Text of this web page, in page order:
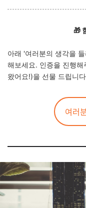
🎁
아래 '여러분의 생각을
해보세요. 인증을 진행
왔어요!)을 선물 드립니
여러